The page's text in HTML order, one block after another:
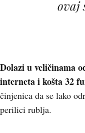
ovaj
Dolazi u veličinama
interneta i košta 32
činjenica da se lako
perilici rublja.